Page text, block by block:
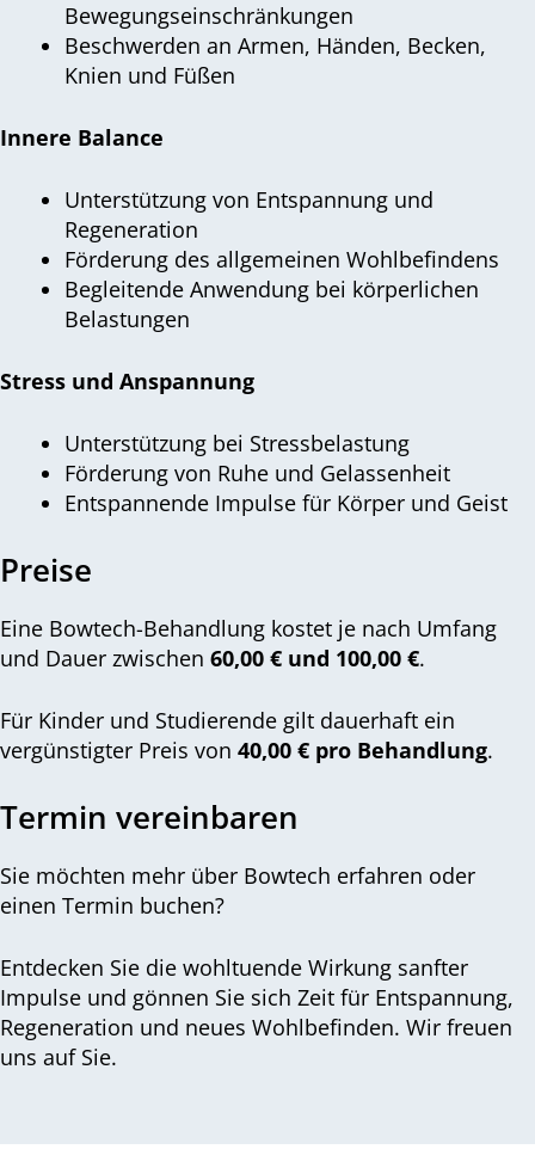
Bewegungseinschränkungen
Beschwerden an Armen, Händen, Becken,
Knien und Füßen
Innere Balance
Unterstützung von Entspannung und
Regeneration
Förderung des allgemeinen Wohlbefindens
Begleitende Anwendung bei körperlichen
Belastungen
Stress und Anspannung
Unterstützung bei Stressbelastung
Förderung von Ruhe und Gelassenheit
Entspannende Impulse für Körper und Geist
Preise
Eine Bowtech-Behandlung kostet je nach Umfang
und Dauer zwischen 60,00 € und 100,00 €.
Für Kinder und Studierende gilt dauerhaft ein
vergünstigter Preis von 40,00 € pro Behandlung.
Termin vereinbaren
Sie möchten mehr über Bowtech erfahren oder
einen Termin buchen?
Entdecken Sie die wohltuende Wirkung sanfter
Impulse und gönnen Sie sich Zeit für Entspannung,
Regeneration und neues Wohlbefinden. Wir freuen
uns auf Sie.